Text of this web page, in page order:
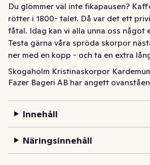
Du glömmer väl inte fikapausen?
rötter i 1800- talet. Då var det ett
fåtal. Idag kan vi alla unna oss något
Testa gärna våra spröda skorpor
ner med en kopp - och ta en extra
Skogaholm Kristinaskorpor
krispig fikastund med våra extra
som de är, men varför inte lyxa till det
Fazer Bageri AB har angett
Innehåll
Näringsinnehåll